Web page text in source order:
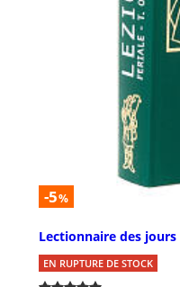
-5%
Lectionnaire des
EN RUPTURE DE STOCK